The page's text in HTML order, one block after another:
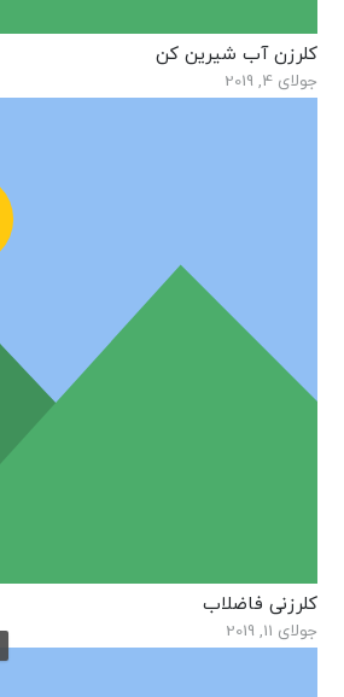
کلرزن آب شیرین کن
جولای 4, 2019
کلرزنی فاضلاب
جولای 11, 2019